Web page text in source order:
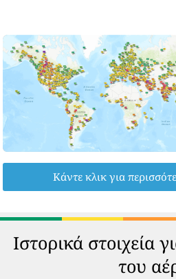
Κάντε κλικ για
Ιστορικά στοιχεία
του